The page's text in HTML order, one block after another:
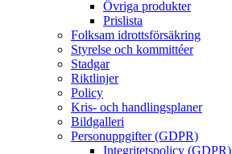
Övriga produkter
Prislista
Folksam idrottsförsäkring
Styrelse och kommittéer
Stadgar
Riktlinjer
Policy
Kris- och handlingsplaner
Bildgalleri
Personuppgifter (GDPR)
Integritetspolicy (GDPR)